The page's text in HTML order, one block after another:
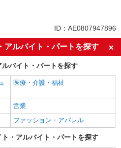
履歴書不要
未経験歓迎
英語が活かせる
高収入・高額
昇給あり
週払い
髪型・髪色自由
ピアスOK
ID：AE0807947896
アルバイト・パートを探す
バイト・パートを探す
医療・介護・福祉
営業
ファッション・アパレル
・アルバイト・パートを探す